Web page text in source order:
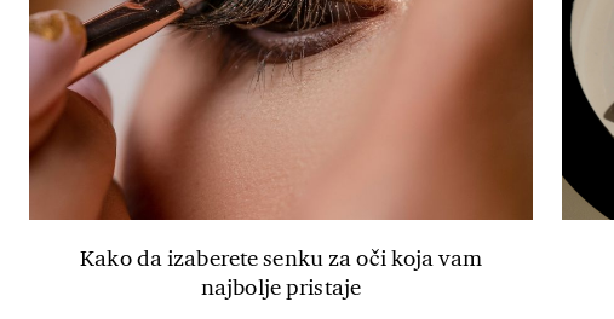
Kako da izaberete senku za oči koja vam
najbolje pristaje